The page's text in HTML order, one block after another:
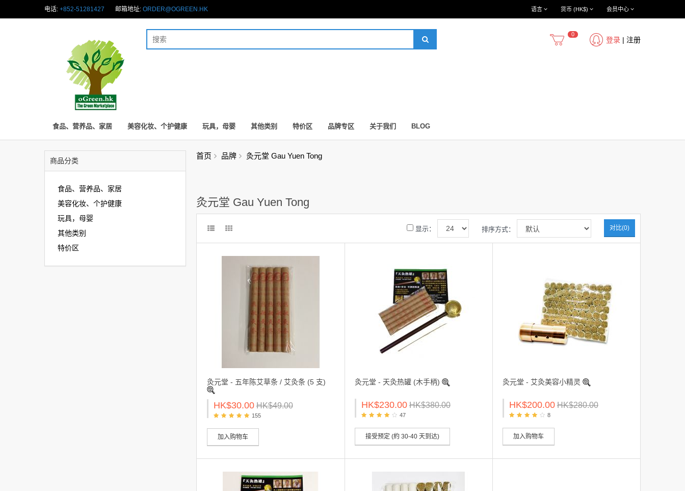
电话: +852-51281427 邮箱地址: ORDER@OGREEN.HK 会员中心
货币 (HK$)
语言
登录 | 注册
0
食品、营养品、家居 美容化妆、个护健康 玩具，母婴 其他类别 特价区 品牌专区 关于我们 BLOG
商品分类
食品、营养品、家居
美容化妆、个护健康
玩具，母婴
其他类别
特价区
首页 品牌 灸元堂 Gau Yuen Tong
灸元堂 Gau Yuen Tong
对比(0)
排序方式：
显示：
灸元堂 - 五年陈艾草条 / 艾灸条 (5 支)
HK$30.00 HK$49.00
155
加入购物车
灸元堂 - 天灸热罐 (木手柄)
HK$230.00 HK$380.00
47
接受预定 (約 30-40 天到达)
灸元堂 - 艾灸美容小精灵
HK$200.00 HK$280.00
8
加入购物车